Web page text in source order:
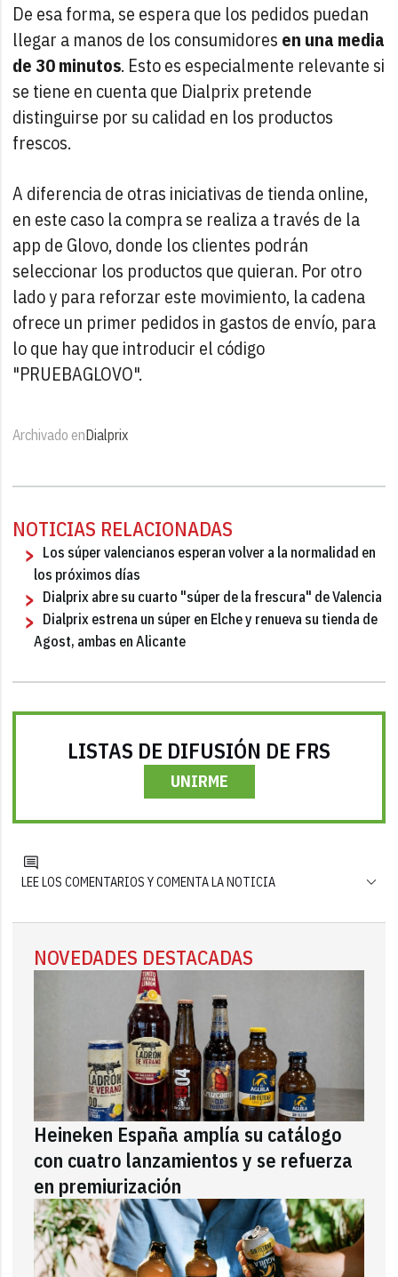
De esa forma, se espera que los pedidos puedan
llegar a manos de los consumidores en una media
de 30 minutos. Esto es especialmente relevante si
se tiene en cuenta que Dialprix pretende
distinguirse por su calidad en los productos
frescos.
A diferencia de otras iniciativas de tienda online,
en este caso la compra se realiza a través de la
app de Glovo, donde los clientes podrán
seleccionar los productos que quieran. Por otro
lado y para reforzar este movimiento, la cadena
ofrece un primer pedidos in gastos de envío, para
lo que hay que introducir el código
"PRUEBAGLOVO".
Archivado enDialprix
NOTICIAS RELACIONADAS
Los súper valencianos esperan volver a la normalidad en
los próximos días
Dialprix abre su cuarto "súper de la frescura" de Valencia
Dialprix estrena un súper en Elche y renueva su tienda de
Agost, ambas en Alicante
LISTAS DE DIFUSIÓN DE FRS
UNIRME
LEE LOS COMENTARIOS Y COMENTA LA NOTICIA
NOVEDADES DESTACADAS
Heineken España amplía su catálogo
con cuatro lanzamientos y se refuerza
en premiurización